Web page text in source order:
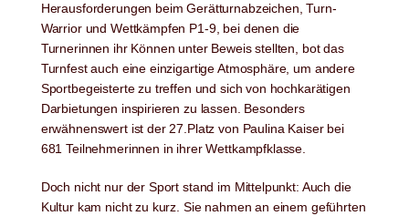
Herausforderungen beim Gerätturnabzeichen, Turn-
Warrior und Wettkämpfen P1-9, bei denen die
Turnerinnen ihr Können unter Beweis stellten, bot das
Turnfest auch eine einzigartige Atmosphäre, um andere
Sportbegeisterte zu treffen und sich von hochkarätigen
Darbietungen inspirieren zu lassen. Besonders
erwähnenswert ist der 27.Platz von Paulina Kaiser bei
681 Teilnehmerinnen in ihrer Wettkampfklasse.
Doch nicht nur der Sport stand im Mittelpunkt: Auch die
Kultur kam nicht zu kurz. Sie nahmen an einem geführten